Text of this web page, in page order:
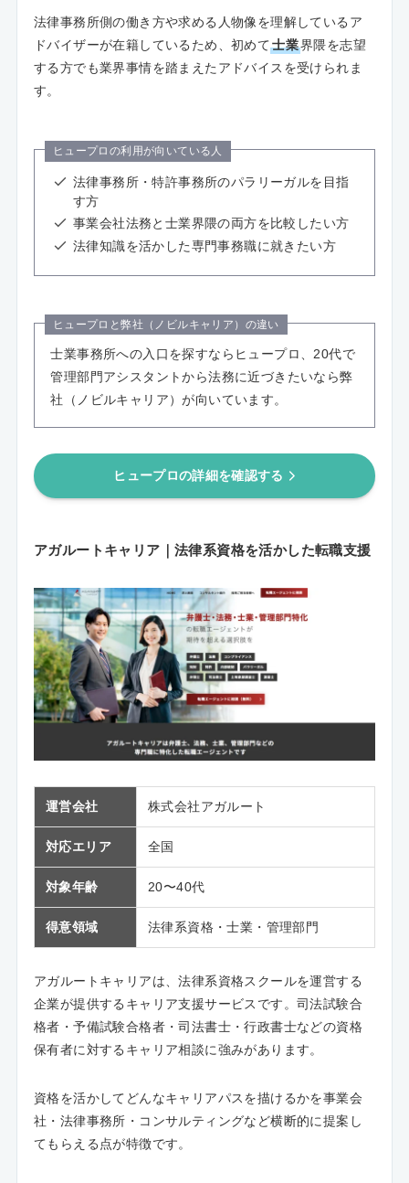
法律事務所側の働き方や求める人物像を理解しているア
ドバイザーが在籍しているため、初めて士業界隈を志望
する方でも業界事情を踏まえたアドバイスを受けられま
す。
ヒュープロの利用が向いている人
法律事務所・特許事務所のパラリーガルを目指
す方
事業会社法務と士業界隈の両方を比較したい方
法律知識を活かした専門事務職に就きたい方
ヒュープロと弊社（ノビルキャリア）の違い
士業事務所への入口を探すならヒュープロ、20代で
管理部門アシスタントから法務に近づきたいなら弊
社（ノビルキャリア）が向いています。
ヒュープロの詳細を確認する
アガルートキャリア｜法律系資格を活かした転職支援
運営会社 株式会社アガルート
対応エリア 全国
対象年齢 20〜40代
得意領域 法律系資格・士業・管理部門
アガルートキャリアは、法律系資格スクールを運営する
企業が提供するキャリア支援サービスです。司法試験合
格者・予備試験合格者・司法書士・行政書士などの資格
保有者に対するキャリア相談に強みがあります。
資格を活かしてどんなキャリアパスを描けるかを事業会
社・法律事務所・コンサルティングなど横断的に提案し
てもらえる点が特徴です。